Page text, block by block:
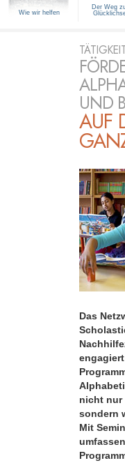
Wie wir helfen
Der Weg
UND
AUF
Das
nicht nur
sondern
Mit